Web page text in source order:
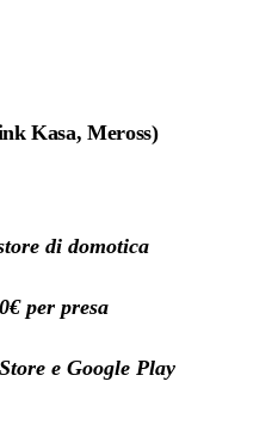
Kasa, Meross)
di domotica
per presa
e Google Play